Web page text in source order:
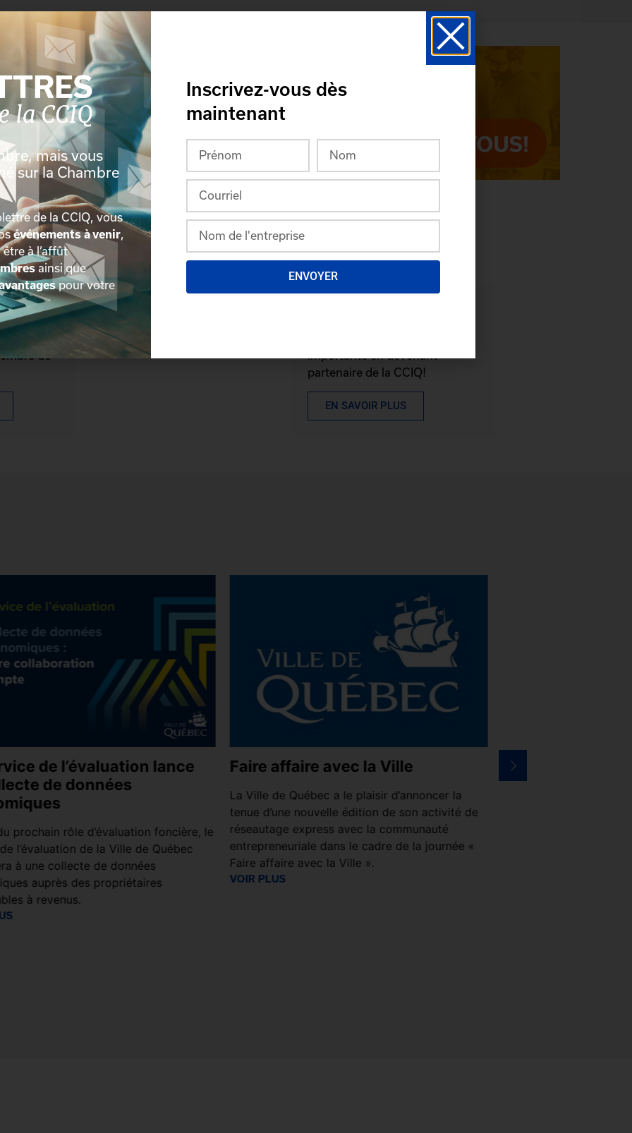
de
importante en devenant
partenaire de la CCIQ!
EN SAVOIR PLUS
de l’évaluation lance
de données
prochain rôle d’évaluation foncière, le
l’évaluation de la Ville de Québec
à une collecte de données
auprès des propriétaires
à revenus.
Faire affaire avec la Ville
La Ville de Québec a le plaisir d’annoncer la
tenue d’une nouvelle édition de son activité de
réseautage express avec la communauté
entrepreneuriale dans le cadre de la journée «
Faire affaire avec la Ville ».
VOIR PLUS
Méga Parc –
entreprises
mais vous
sur la Chambre
de la CCIQ, vous
événements à venir
être à l’affût
ainsi que
pour votre
Inscrivez-vous dès
maintenant
ENVOYER